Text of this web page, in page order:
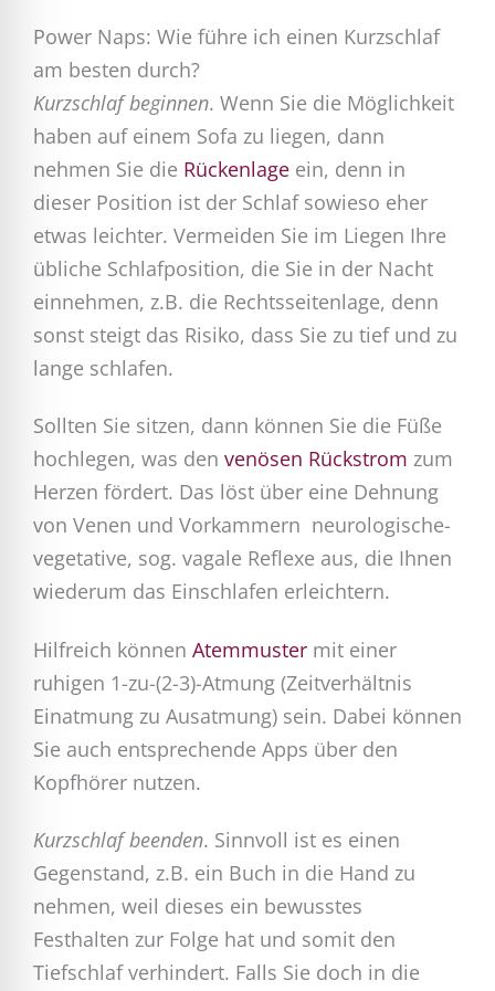
Power Naps: Wie führe ich einen Kurzschlaf
am besten durch?
Kurzschlaf beginnen. Wenn Sie die Möglichkeit
haben auf einem Sofa zu liegen, dann
nehmen Sie die Rückenlage ein, denn in
dieser Position ist der Schlaf sowieso eher
etwas leichter. Vermeiden Sie im Liegen Ihre
übliche Schlafposition, die Sie in der Nacht
einnehmen, z.B. die Rechtsseitenlage, denn
sonst steigt das Risiko, dass Sie zu tief und zu
lange schlafen.
Sollten Sie sitzen, dann können Sie die Füße
hochlegen, was den venösen Rückstrom zum
Herzen fördert. Das löst über eine Dehnung
von Venen und Vorkammern neurologische-
vegetative, sog. vagale Reflexe aus, die Ihnen
wiederum das Einschlafen erleichtern.
Hilfreich können Atemmuster mit einer
ruhigen 1-zu-(2-3)-Atmung (Zeitverhältnis
Einatmung zu Ausatmung) sein. Dabei können
Sie auch entsprechende Apps über den
Kopfhörer nutzen.
Kurzschlaf beenden. Sinnvoll ist es einen
Gegenstand, z.B. ein Buch in die Hand zu
nehmen, weil dieses ein bewusstes
Festhalten zur Folge hat und somit den
Tiefschlaf verhindert. Falls Sie doch in die